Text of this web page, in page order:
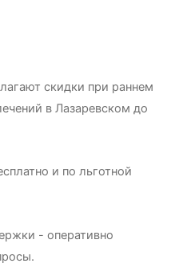
скидки при раннем
в Лазаревском до
и по льготной
- оперативно